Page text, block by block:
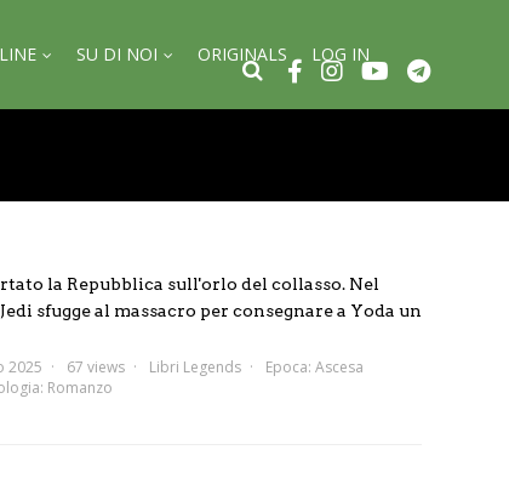
SU DI NOI ORIGINALS LOG IN
la Repubblica sull'orlo del collasso. Nel
sfugge al massacro per consegnare a Yoda un
2025 67 views Libri Legends Epoca: Ascesa
Romanzo